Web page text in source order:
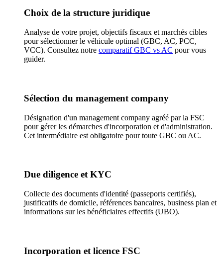
Choix de la structure juridique
Analyse de votre projet, objectifs fiscaux et marchés cibles
pour sélectionner le véhicule optimal (GBC, AC, PCC,
VCC). Consultez notre comparatif GBC vs AC pour vous
guider.
Sélection du management company
Désignation d'un management company agréé par la FSC
pour gérer les démarches d'incorporation et d'administration.
Cet intermédiaire est obligatoire pour toute GBC ou AC.
Due diligence et KYC
Collecte des documents d'identité (passeports certifiés),
justificatifs de domicile, références bancaires, business plan et
informations sur les bénéficiaires effectifs (UBO).
Incorporation et licence FSC